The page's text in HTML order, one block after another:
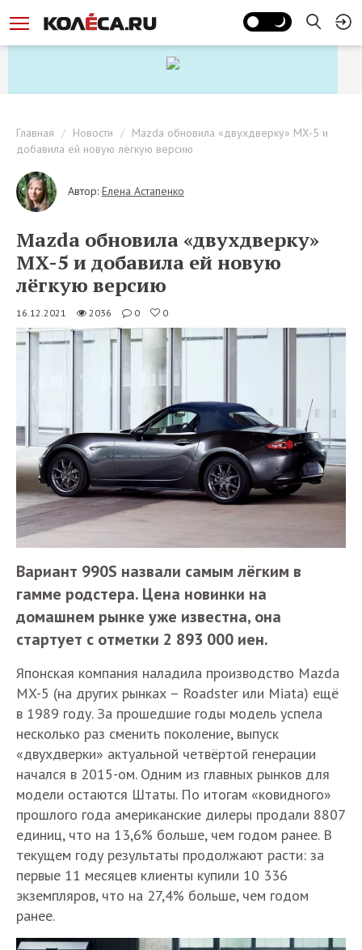
Главная Новости
Mazda обновила «двухдверку» MX-5 и
добавила ей новую лёгкую версию
Автор: Елена Астапенко
Mazda обновила «двухдверку»
MX-5 и добавила ей новую
лёгкую версию
16.12.2021 2036 0 0
Вариант 990S назвали самым лёгким в
гамме родстера. Цена новинки на
домашнем рынке уже известна, она
стартует с отметки 2 893 000 иен.
Японская компания наладила производство Mazda
MX-5 (на других рынках – Roadster или Miata) ещё
в 1989 году. За прошедшие годы модель успела
несколько раз сменить поколение, выпуск
«двухдверки» актуальной четвёртой генерации
начался в 2015-ом. Одним из главных рынков для
модели остаются Штаты. По итогам «ковидного»
прошлого года американские дилеры продали 8807
единиц, что на 13,6% больше, чем годом ранее. В
текущем году результаты продолжают расти: за
первые 11 месяцев клиенты купили 10 336
экземпляров, что на 27,4% больше, чем годом
ранее.